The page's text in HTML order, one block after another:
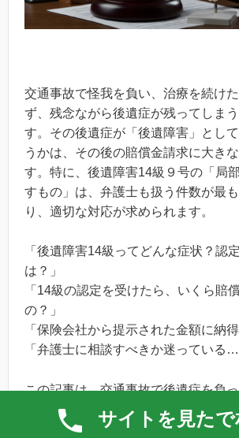
交通事故で怪我を負い、治療を続け
ず、残念ながら後遺症が残ってしま
す。その後遺症が「後遺障害」とし
うかは、その後の賠償金請求に大き
す。特に、後遺障害14級９号の「局
すもの」は、弁護士も扱う件数が最
り、適切な対応が求められます。
「後遺障害14級ってどんな症状？認
は？」
「14級の認定を受けたら、いくら賠
の？」
「保険会社から提示された金額に納
「弁護士に相談すべきか迷っている…
この記事は、交通事故で後遺症を負
特に後遺障害14級の認定について詳
向けて解説するものです。
サイトを見た